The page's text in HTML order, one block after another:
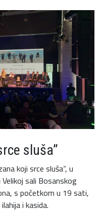
sluša”
koji srce sluša“, u
sali Bosanskog
s početkom u 19 sati,
i kasida.